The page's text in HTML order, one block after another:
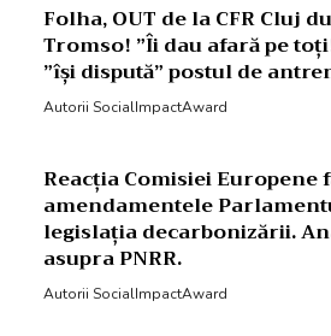
Folha, OUT de la CFR Cluj
Tromso! ”Îi dau afară pe
”își dispută” postul de
Autorii SocialImpactAward
Reacția Comisiei Europene
amendamentele
legislația decarbonizării.
asupra PNRR.
Autorii SocialImpactAward